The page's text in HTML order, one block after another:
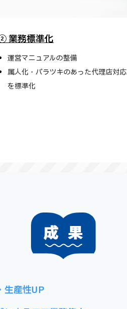
業務標準化
運営マニュアルの整備
属人化・バラツキのあった代理店対応
を標準化
生産性UP